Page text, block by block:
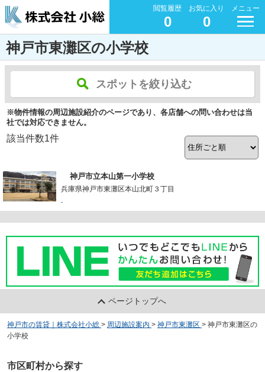
閲覧履歴
0
お気に入り
0
メニュー
神戸市東灘区の小学校
スポットを絞り込む
※物件情報の周辺施設紹介のページであり、各店舗への問い合わせは当
社では対応できません。
該当件数1件
神戸市立本山第一小学校
兵庫県神戸市東灘区本山北町３丁目
-
ページトップへ
神戸市の賃貸｜株式会社小総 > 周辺施設案内 > 神戸市東灘区 > 神戸市東灘区の
小学校
市区町村から探す